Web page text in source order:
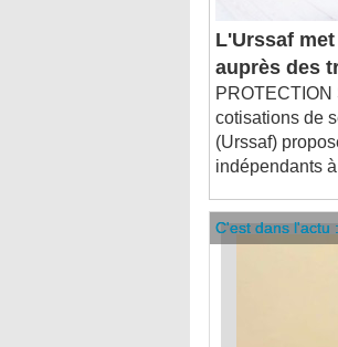
L'Urssaf
auprès des
PROTECTION
cotisations de
(Urssaf)
indépendants
C'est dans l'actu
C'est dans l'actu